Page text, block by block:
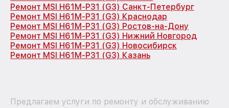
Ремонт MSI H61M-P31 (G3) Санкт-Петербург
Ремонт MSI H61M-P31 (G3) Краснодар
Ремонт MSI H61M-P31 (G3) Ростов-на-Дону
Ремонт MSI H61M-P31 (G3) Нижний Новгород
Ремонт MSI H61M-P31 (G3) Новосибирск
Ремонт MSI H61M-P31 (G3) Казань
Предлагаем услуги по ремонту и обслуживанию